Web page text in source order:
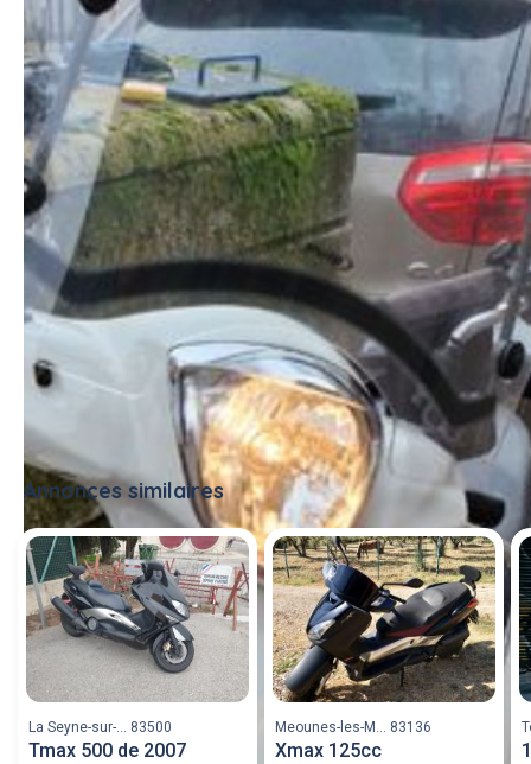
Je vous propose un magnifique Piaggio Liberty 125
#scooter
Annonces similaires Tout voir
La Seyne-sur-... 83500
Tmax 500 de 2007
Meounes-les-M... 83136
Xmax 125cc